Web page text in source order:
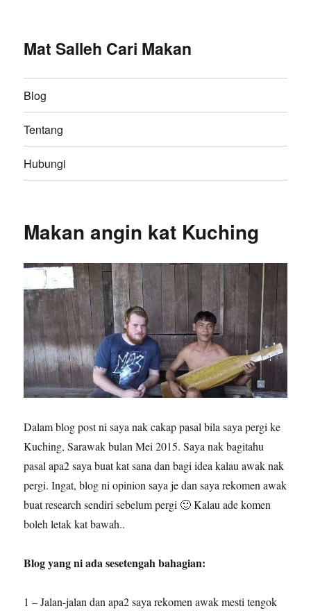
Mat Salleh Cari Makan
Blog
Tentang
Hubungi
Makan angin kat Kuching
Dalam blog post ni saya nak cakap pasal bila saya pergi ke
Kuching, Sarawak bulan Mei 2015. Saya nak bagitahu
pasal apa2 saya buat kat sana dan bagi idea kalau awak nak
pergi. Ingat, blog ni opinion saya je dan saya rekomen awak
buat research sendiri sebelum pergi 🙂 Kalau ade komen
boleh letak kat bawah..
Blog yang ni ada sesetengah bahagian:
1 – Jalan-jalan dan apa2 saya rekomen awak mesti tengok